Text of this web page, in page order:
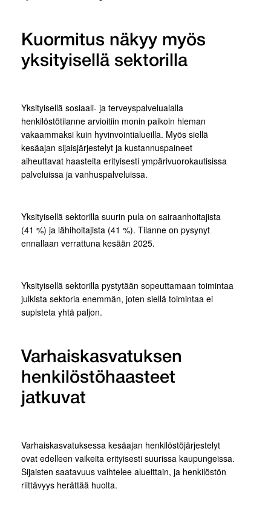
Kuormitus näkyy myös
yksityisellä sektorilla
Yksityisellä sosiaali- ja terveyspalvelualalla
henkilöstötilanne arvioitiin monin paikoin hieman
vakaammaksi kuin hyvinvointialueilla. Myös siellä
kesäajan sijaisjärjestelyt ja kustannuspaineet
aiheuttavat haasteita erityisesti ympärivuorokautisissa
palveluissa ja vanhuspalveluissa.
Yksityisellä sektorilla suurin pula on sairaanhoitajista
(41 %) ja lähihoitajista (41 %). Tilanne on pysynyt
ennallaan verrattuna kesään 2025.
Yksityisellä sektorilla pystytään sopeuttamaan toimintaa
julkista sektoria enemmän, joten siellä toimintaa ei
supisteta yhtä paljon.
Varhaiskasvatuksen
henkilöstöhaasteet
jatkuvat
Varhaiskasvatuksessa kesäajan henkilöstöjärjestelyt
ovat edelleen vaikeita erityisesti suurissa kaupungeissa.
Sijaisten saatavuus vaihtelee alueittain, ja henkilöstön
riittävyys herättää huolta.